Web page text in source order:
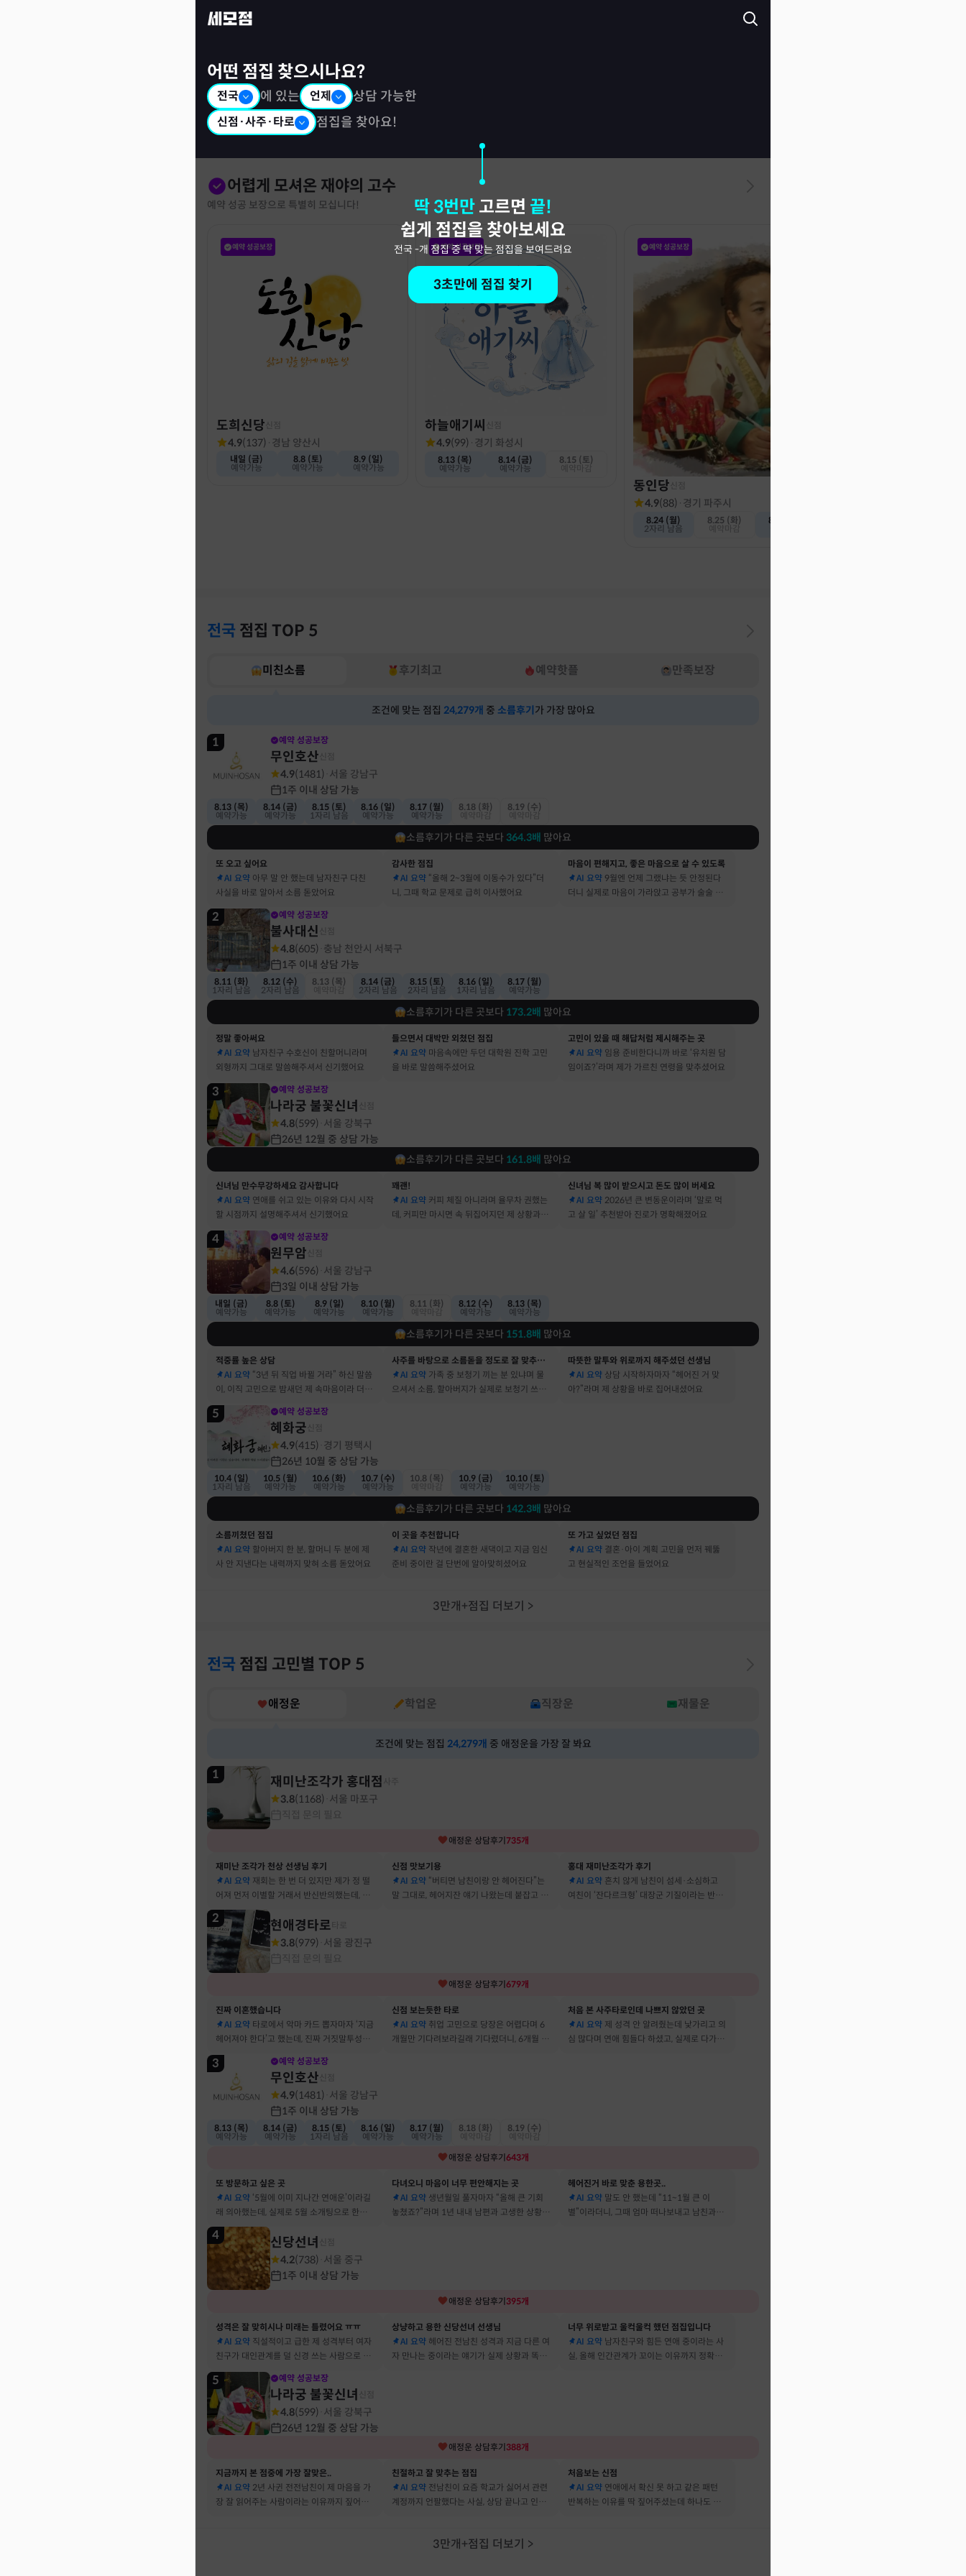
어떤 점집 찾으시나요?
전국 에 있는 언제 상담 가능한
신점·사주·타로 점집을 찾아요!
딱 3번만 고르면 끝!
쉽게 점집을 찾아보세요
전국 -개 점집 중 딱 맞는 점집을 보여드려요
3초만에 점집 찾기
어렵게 모셔온 재야의 고수
예약 성공 보장으로 특별히 모십니다!
예약 성공보장
도희신당
4.9(137) · 경남 양산시
내일 (금)
예약가능
8.8 (토)
예약가능
8.9 (일)
예약가능
예약 성공보장
하늘애기씨
4.9(99) · 경기 화성시
8.13 (목)
예약가능
8.14 (금)
예약가능
8.15 (토)
예약 성공보장
동인당
4.9(88) · 경기 파주시
8.24 (월)
2자리 남음
8.25 (화)
8.26 (수)
전국 점집 TOP 5
미친소름 후기최고 예약핫플 만족보장
조건에 맞는 점집 24,279개 중 소름후기 가 가장 많아요
1 예약 성공보장
무인호산
4.9(1481) 서울 강남구
1주 이내 상담 가능
8.13 (목)
예약가능
8.14 (금)
예약가능
8.15 (토)
1자리 남음
8.16 (일)
예약가능
8.17 (월)
예약가능
8.18 (화)
8.19 (수)
소름후기가 다른 곳보다 364.3배 많아요
또 오고 싶어요
AI 요약 아무 말 안 했는데 남자친구 다친
사실을 바로 알아서 소름 돋았어요
감사한 점집
AI 요약 “올해 2~3월에 이동수가 있다”더
니, 그때 학교 문제로 급히 이사했어요
마음이 편해지고, 좋은 마음으로 살 수 있도록
AI 요약 9월엔 언제 그랬냐는 듯 안정된다
더니 실제로 마음이 가라앉고 공부가 술술 됐
2 예약 성공보장
불사대신
4.8(605) 충남 천안시 서북구
1주 이내 상담 가능
8.11 (화)
1자리 남음
8.12 (수)
2자리 남음
8.13 (목)
8.14 (금)
2자리 남음
8.15 (토)
2자리 남음
8.16 (일)
1자리 남음
8.17 (월)
예약가능
소름후기가 다른 곳보다 173.2배 많아요
정말 좋아써요
AI 요약 남자친구 수호신이 친할머니라며
외형까지 그대로 말씀해주셔서 신기했어요
들으면서 대박만 외쳤던 점집
AI 요약 마음속에만 두던 대학원 진학 고민
을 바로 말씀해주셨어요
고민이 있을 때 해답처럼 제시해주는 곳
AI 요약 임용 준비한다니까 바로 ‘유치원 담
임이죠?’라며 제가 가르친 연령을 맞추셨어요
3 예약 성공보장
나라궁 불꽃신녀
4.8(599) 서울 강북구
26년 12월 중 상담 가능
소름후기가 다른 곳보다 161.8배 많아요
신녀님 만수무강하세요 감사합니다
AI 요약 연애를 쉬고 있는 이유와 다시 시작
할 시점까지 설명해주셔서 신기했어요
꽤괜!
AI 요약 커피 체질 아니라며 율무차 권했는
데, 커피만 마시면 속 뒤집어지던 제 상황과 딱
신녀님 복 많이 받으시고 돈도 많이 버세요
AI 요약 2026년 큰 변동운이라며 ‘말로 먹
고 살 일’ 추천받아 진로가 명확해졌어요
4 예약 성공보장
원무암
4.6(596) 서울 강남구
3일 이내 상담 가능
내일 (금)
예약가능
8.8 (토)
예약가능
8.9 (일)
예약가능
8.10 (월)
예약가능
8.11 (화)
8.12 (수)
예약가능
8.13 (목)
예약가능
소름후기가 다른 곳보다 151.8배 많아요
적중률 높은 상담
AI 요약 “3년 뒤 직업 바뀔 거라” 하신 말씀
이, 이직 고민으로 밤새던 제 속마음이라 더 신
기했어요
사주를 바탕으로 소름돋을 정도로 잘 맞추는 곳
AI 요약 가족 중 보청기 끼는 분 있냐며 물
으셔서 소름, 할아버지가 실제로 보청기 쓰세
따뜻한 말투와 위로까지 해주셨던 선생님
AI 요약 상담 시작하자마자 “헤어진 거 맞
아?”라며 제 상황을 바로 집어내셨어요
5 예약 성공보장
혜화궁
4.9(415) 경기 평택시
26년 10월 중 상담 가능
10.4 (일)
1자리 남음
10.5 (월)
예약가능
10.6 (화)
예약가능
10.7 (수)
예약가능
10.8 (목)
10.9 (금)
예약가능
10.10 (토)
예약가능
소름후기가 다른 곳보다 142.3배 많아요
소름끼쳤던 점집
AI 요약 할아버지 한 분, 할머니 두 분에 제
사 안 지낸다는 내력까지 맞혀 소름 돋았어요
이 곳을 추천합니다
AI 요약 작년에 결혼한 새댁이고 지금 임신
준비 중이란 걸 단번에 알아맞히셨어요
또 가고 싶었던 점집
AI 요약 결혼·아이 계획 고민을 먼저 꿰뚫
고 현실적인 조언을 들었어요
3만개+점집 더보기 >
전국 점집 고민별 TOP 5
애정운 학업운 직장운 재물운
조건에 맞는 점집 24,279개 중 애정운을 가장 잘 봐요
1 재미난조각가 홍대점
3.8(1168) 서울 마포구
애정운 상담후기 735개
재미난 조각가 천상 선생님 후기
AI 요약 재회는 한 번 더 있지만 제가 정 떨
어져 먼저 이별할 거래서 반신반의했는데, 정
말 재회 후 제가 먼저 헤어지자고 했어요
신점 맛보기용
AI 요약 “버티면 남친이랑 안 헤어진다”는
말 그대로, 헤어지잔 얘기 나왔는데 붙잡고 지
홍대 재미난조각가 후기
AI 요약 흔치 않게 남친이 섬세·소심하고
여친이 ‘잔다르크형’ 대장군 기질이라는 반전
2 현애경타로
3.8(979) 서울 광진구
애정운 상담후기 679개
진짜 이혼했습니다
AI 요약 타로에서 악마 카드 뽑자마자 ‘지금
헤어져야 한다’고 했는데, 진짜 거짓말투성이
결혼 생활 끝에 이혼 숙고 중이에요
신점 보는듯한 타로
AI 요약 취업 고민으로 당장은 어렵다며 6
개월만 기다려보라길래 기다렸더니, 6개월 뒤
처음 본 사주타로인데 나쁘지 않았던 곳
AI 요약 제 성격 안 알려줬는데 낯가리고 의
심 많다며 연애 힘들다 하셨고, 실제로 다가온
3 예약 성공보장
무인호산
4.9(1481) 서울 강남구
1주 이내 상담 가능
8.13 (목)
예약가능
8.14 (금)
예약가능
8.15 (토)
1자리 남음
8.16 (일)
예약가능
8.17 (월)
예약가능
8.18 (화)
8.19 (수)
애정운 상담후기 643개
또 방문하고 싶은 곳
AI 요약 ‘5월에 이미 지나간 연애운’이라길
래 의아했는데, 실제로 5월 소개팅으로 한참
고민했던 사람이 있었어요
다녀오니 마음이 너무 편안해지는 곳
AI 요약 생년월일 풀자마자 “올해 큰 기회
놓쳤죠?”라며 1년 내내 남편과 고생한 상황을
헤어진거 바로 맞춘 용한곳..
AI 요약 말도 안 했는데 “11~1월 큰 이
별”이라더니, 그때 엄마 떠나보내고 남친과도
4 신당선녀
4.2(738) 서울 중구
1주 이내 상담 가능
애정운 상담후기 395개
성격은 잘 맞히시나 미래는 틀렸어요 ㅠㅠ
AI 요약 직설적이고 급한 제 성격부터 여자
친구가 대인관계를 덜 신경 쓰는 사람으로 바
뀔 거란 말까지 그대로 현실이 됐어요
상냥하고 용한 신당선녀 선생님
AI 요약 헤어진 전남친 성격과 지금 다른 여
자 만나는 중이라는 얘기가 실제 상황과 똑같
너무 위로받고 울컥울컥 했던 점집입니다
AI 요약 남자친구와 힘든 연애 중이라는 사
실, 올해 인간관계가 꼬이는 이유까지 정확히
5 예약 성공보장
나라궁 불꽃신녀
4.8(599) 서울 강북구
26년 12월 중 상담 가능
애정운 상담후기 388개
지금까지 본 점중에 가장 잘맞은..
AI 요약 2년 사귄 전전남친이 제 마음을 가
장 잘 읽어주는 사람이라는 이유까지 짚어줘
친절하고 잘 맞추는 점집
AI 요약 전남친이 요즘 학교가 싫어서 관련
계정까지 언팔했다는 사실, 상담 끝나고 인스
처음보는 신점
AI 요약 연애에서 확신 못 하고 같은 패턴
반복하는 이유를 딱 짚어주셨는데 하나도 안
3만개+점집 더보기 >